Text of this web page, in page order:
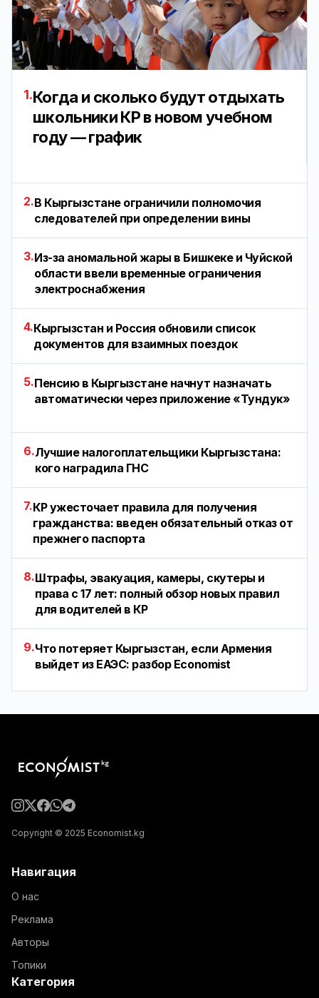
1.Когда и сколько будут отдыхать
школьники КР в новом учебном
году — график
2.В Кыргызстане ограничили полномочия
следователей при определении вины
3.Из-за аномальной жары в Бишкеке и Чуйской
области ввели временные ограничения
электроснабжения
4.Кыргызстан и Россия обновили список
документов для взаимных поездок
5.Пенсию в Кыргызстане начнут назначать
автоматически через приложение «Тундук»
6.Лучшие налогоплательщики Кыргызстана:
кого наградила ГНС
7.КР ужесточает правила для получения
гражданства: введен обязательный отказ от
прежнего паспорта
8.Штрафы, эвакуация, камеры, скутеры и
права с 17 лет: полный обзор новых правил
для водителей в КР
9.Что потеряет Кыргызстан, если Армения
выйдет из ЕАЭС: разбор Economist
Copyright © 2025 Economist.kg
Навигация
О нас
Реклама
Авторы
Топики
Категория